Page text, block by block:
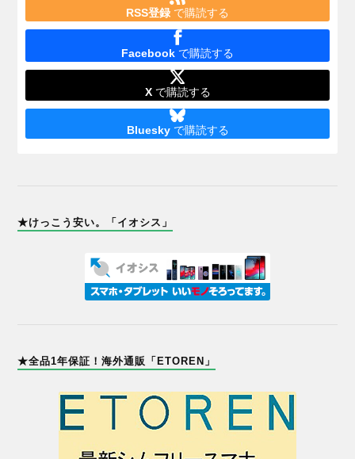
RSS登録 で購読する
Facebook で購読する
Xで購読する
Blueskyで購読する
★けっこう安い。「イオシス」
★全品1年保証！海外通販「ETOREN」